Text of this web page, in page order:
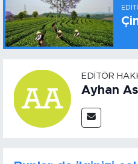
EDITÖR
Ayhan